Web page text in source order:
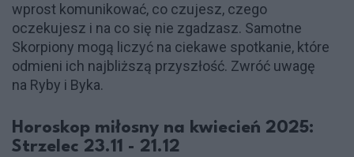
wprost komunikować, co czujesz, czego
oczekujesz i na co się nie zgadzasz. Samotne
Skorpiony mogą liczyć na ciekawe spotkanie, które
odmieni ich najbliższą przyszłość. Zwróć uwagę
na Ryby i Byka.
Horoskop miłosny na kwiecień 2025:
Strzelec 23.11 - 21.12